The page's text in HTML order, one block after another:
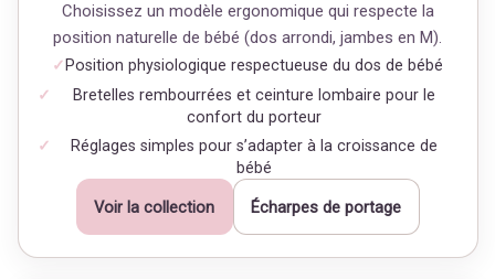
Choisissez un modèle ergonomique qui respecte la
position naturelle de bébé (dos arrondi, jambes en M).
Position physiologique respectueuse du dos de bébé
Bretelles rembourrées et ceinture lombaire pour le
confort du porteur
Réglages simples pour s’adapter à la croissance de
bébé
Voir la collection Écharpes de portage